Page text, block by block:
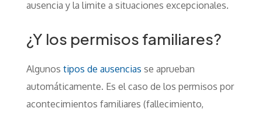
ausencia y la limite a situaciones excepcionales.
¿Y los permisos familiares?
Algunos tipos de ausencias se aprueban
automáticamente. Es el caso de los permisos por
acontecimientos familiares (fallecimiento,